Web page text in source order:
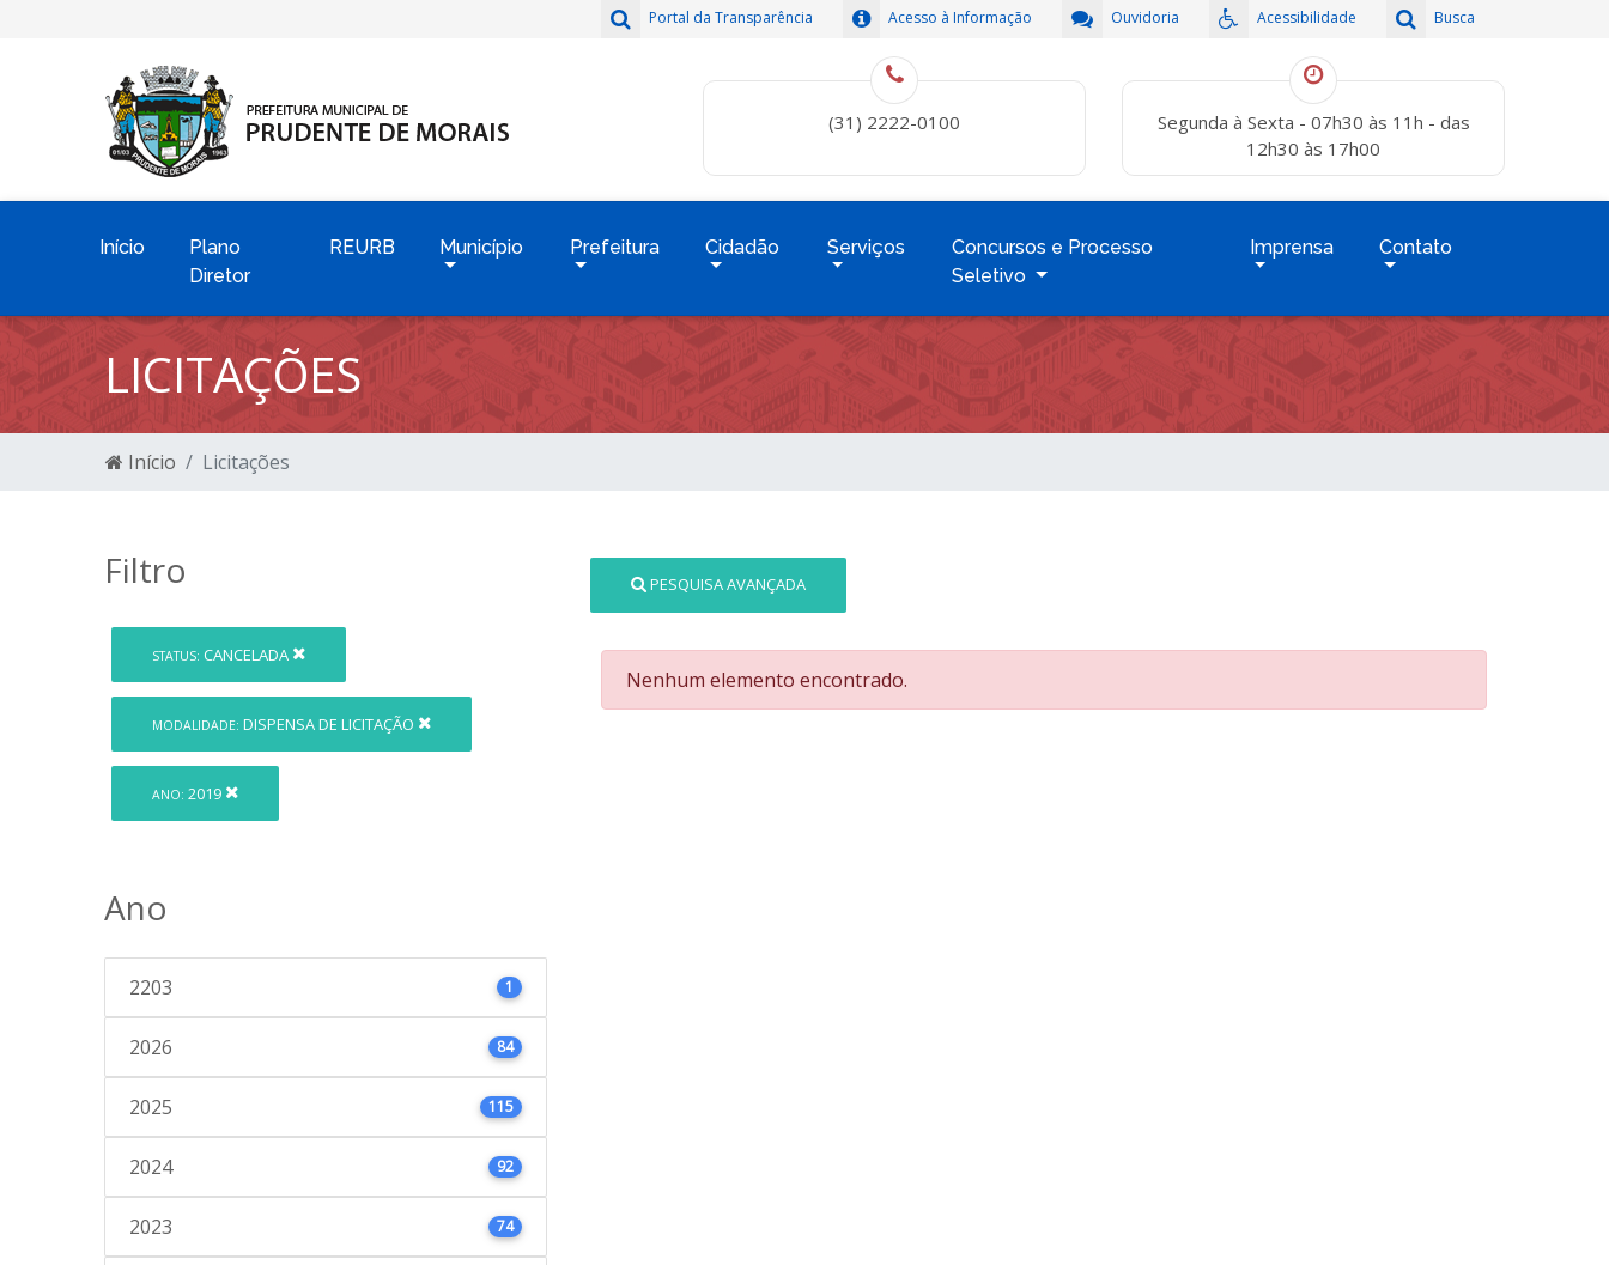
Busca
Acessibilidade
Ouvidoria
Acesso à Informação
Portal da Transparência
(31) 2222-0100
Segunda à Sexta - 07h30 às 11h - das
12h30 às 17h00
Início
Plano
Diretor
REURB Município Prefeitura Cidadão Serviços
Concursos e Processo
Seletivo
Imprensa Contato
LICITAÇÕES
Início Licitações
Filtro
STATUS: CANCELADA
MODALIDADE: DISPENSA DE LICITAÇÃO
ANO: 2019
Ano
2203 1
2026 84
2025 115
2024 92
2023 74
PESQUISA AVANÇADA
Nenhum elemento encontrado.